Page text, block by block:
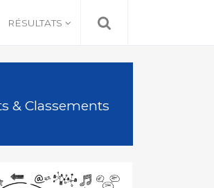
RÉSULTATS
& Classements